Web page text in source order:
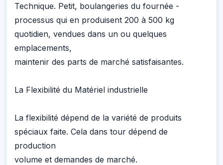
Technique. Petit, boulangeries du fournée -
processus qui en produisent 200 à 500 kg
quotidien, vendues dans un ou quelques
emplacements,
maintenir des parts de marché satisfaisantes.
La Flexibilité du Matériel industrielle
La flexibilité dépend de la variété de produits
spéciaux faite. Cela dans tour dépend de
production
volume et demandes de marché.